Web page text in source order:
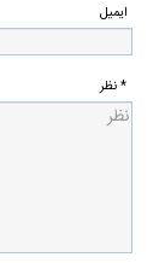
ایمیل
* نظر